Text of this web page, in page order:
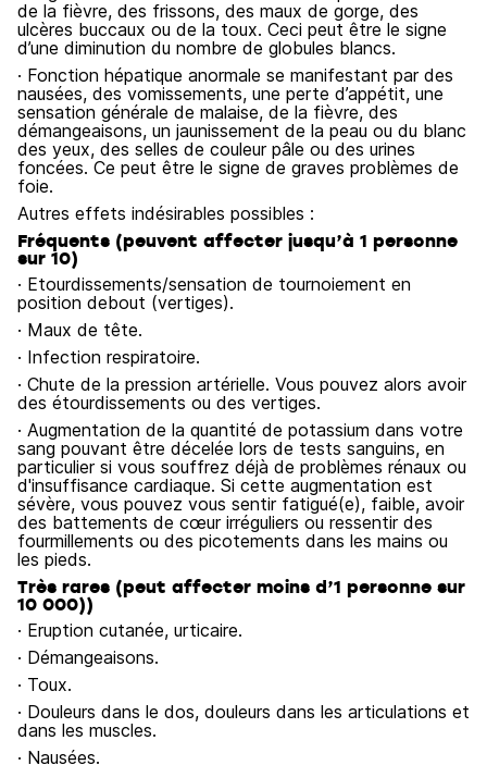
de la fièvre, des frissons, des maux de gorge, des
ulcères buccaux ou de la toux. Ceci peut être le signe
d’une diminution du nombre de globules blancs.
· Fonction hépatique anormale se manifestant par des
nausées, des vomissements, une perte d’appétit, une
sensation générale de malaise, de la fièvre, des
démangeaisons, un jaunissement de la peau ou du blanc
des yeux, des selles de couleur pâle ou des urines
foncées. Ce peut être le signe de graves problèmes de
foie.
Autres effets indésirables possibles :
Fréquents (peuvent affecter jusqu’à 1 personne
sur 10)
· Etourdissements/sensation de tournoiement en
position debout (vertiges).
· Maux de tête.
· Infection respiratoire.
· Chute de la pression artérielle. Vous pouvez alors avoir
des étourdissements ou des vertiges.
· Augmentation de la quantité de potassium dans votre
sang pouvant être décelée lors de tests sanguins, en
particulier si vous souffrez déjà de problèmes rénaux ou
d'insuffisance cardiaque. Si cette augmentation est
sévère, vous pouvez vous sentir fatigué(e), faible, avoir
des battements de cœur irréguliers ou ressentir des
fourmillements ou des picotements dans les mains ou
les pieds.
Très rares (peut affecter moins d’1 personne sur
10 000))
· Eruption cutanée, urticaire.
· Démangeaisons.
· Toux.
· Douleurs dans le dos, douleurs dans les articulations et
dans les muscles.
· Nausées.